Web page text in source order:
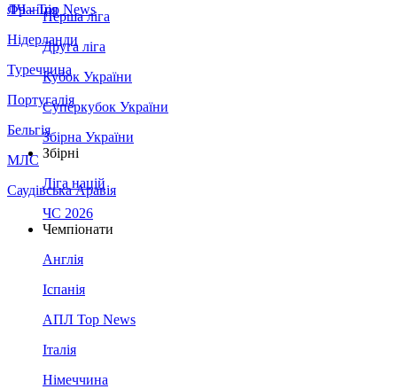
Франція
Нідерланди
Туреччина
Португалія
Бельгія
МЛС
Саудівська Аравія
ЛЧ - Top News
Перша ліга
Друга ліга
Кубок України
Суперкубок України
Збірна України
Збірні
Ліга націй
ЧС 2026
Чемпіонати
Англія
Іспанія
АПЛ Top News
Італія
Німеччина